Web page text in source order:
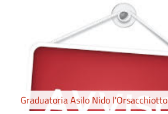
Graduatoria Asilo Nido l'Orsacchiotto